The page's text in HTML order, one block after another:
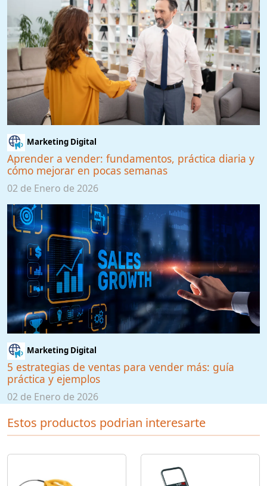
Marketing Digital
Aprender a vender: fundamentos, práctica diaria y
cómo mejorar en pocas semanas
02 de Enero de 2026
Marketing Digital
5 estrategias de ventas para vender más: guía
práctica y ejemplos
02 de Enero de 2026
Estos productos podrian interesarte